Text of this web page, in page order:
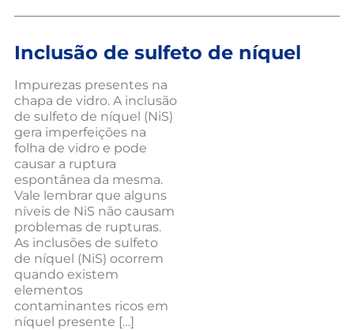
Inclusão de sulfeto de níquel
Impurezas presentes na
chapa de vidro. A inclusão
de sulfeto de níquel (NiS)
gera imperfeições na
folha de vidro e pode
causar a ruptura
espontânea da mesma.
Vale lembrar que alguns
níveis de NiS não causam
problemas de rupturas.
As inclusões de sulfeto
de níquel (NiS) ocorrem
quando existem
elementos
contaminantes ricos em
níquel presente […]